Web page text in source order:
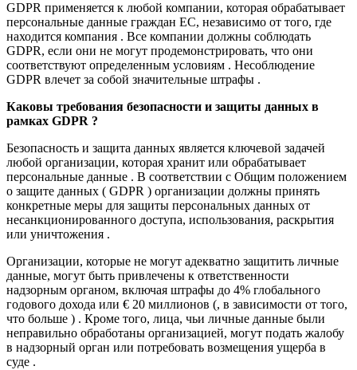
GDPR применяется к любой компании, которая обрабатывает
персональные данные граждан ЕС, независимо от того, где
находится компания . Все компании должны соблюдать
GDPR, если они не могут продемонстрировать, что они
соответствуют определенным условиям . Несоблюдение
GDPR влечет за собой значительные штрафы .
Каковы требования безопасности и защиты данных в
рамках GDPR ?
Безопасность и защита данных является ключевой задачей
любой организации, которая хранит или обрабатывает
персональные данные . В соответствии с Общим положением
о защите данных ( GDPR ) организации должны принять
конкретные меры для защиты персональных данных от
несанкционированного доступа, использования, раскрытия
или уничтожения .
Организации, которые не могут адекватно защитить личные
данные, могут быть привлечены к ответственности
надзорным органом, включая штрафы до 4% глобального
годового дохода или € 20 миллионов (, в зависимости от того,
что больше ) . Кроме того, лица, чьи личные данные были
неправильно обработаны организацией, могут подать жалобу
в надзорный орган или потребовать возмещения ущерба в
суде .